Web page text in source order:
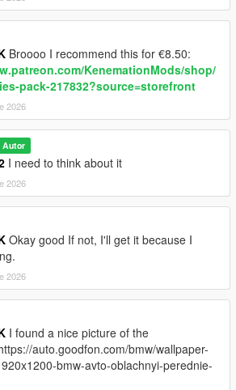
Broooo I recommend this for €8.50:
KenemationMods/shop/
pack-217832?source=storefront
2026
Autor
I need to think about it
2026
Okay good If not, I'll get it because I
2026
I found a nice picture of the
auto.goodfon.com/bmw/wallpaper-
bmw-avto-oblachnyi-perednie-